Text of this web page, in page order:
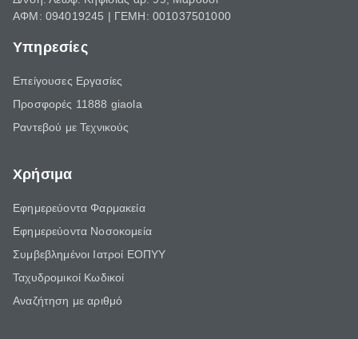
ΑΦΜ: 094019245 | ΓΕΜΗ: 001037501000
Υπηρεσίες
Επείγουσες Εργασίες
Προσφορές 11888 giaola
Ραντεβού με Τεχνικούς
Χρήσιμα
Εφημερεύοντα Φαρμακεία
Εφημερεύοντα Νοσοκομεία
Συμβεβλημένοι Ιατροί ΕΟΠΥΥ
Ταχυδρομικοί Κωδικοί
Αναζήτηση με αριθμό